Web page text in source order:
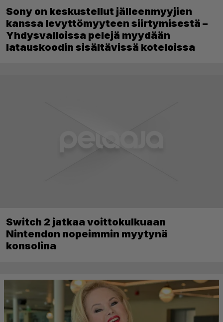
Sony on keskustellut jälleenmyyjien
kanssa levyttömyyteen siirtymisestä –
Yhdysvalloissa pelejä myydään
latauskoodin sisältävissä koteloissa
Switch 2 jatkaa voittokulkuaan
Nintendon nopeimmin myytynä
konsolina